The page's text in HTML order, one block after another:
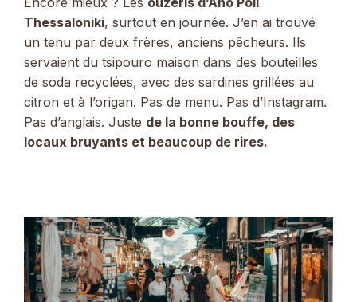
Thessaloniki, surtout en journée. J’en ai trouvé
un tenu par deux frères, anciens pêcheurs. Ils
servaient du tsipouro maison dans des bouteilles
de soda recyclées, avec des sardines grillées au
citron et à l’origan. Pas de menu. Pas d’Instagram.
Pas d’anglais. Juste de la bonne bouffe, des
locaux bruyants et beaucoup de rires.